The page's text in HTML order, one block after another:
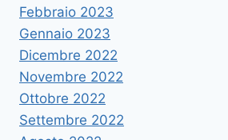
Febbraio 2023
Gennaio 2023
Dicembre 2022
Novembre 2022
Ottobre 2022
Settembre 2022